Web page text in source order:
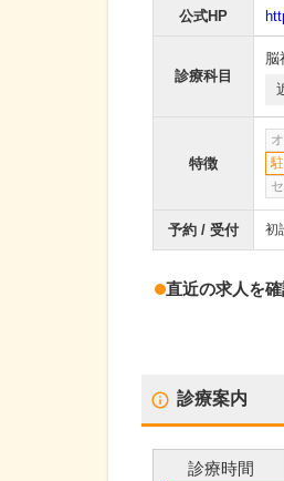
公式HP
診療科目
脳
特徴
予約 / 受付 初
直近の求人を
診療案内
診療時間